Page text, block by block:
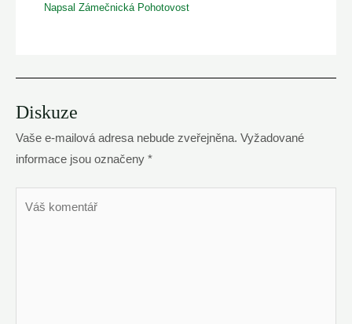
NapsalZámečnická Pohotovost
Diskuze
Vaše e-mailová adresa nebude zveřejněna. Vyžadované
informace jsou označeny *